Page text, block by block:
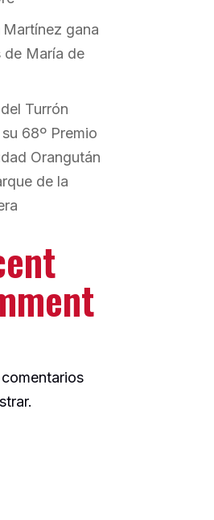
gana
de María de
Turrón
68º Premio
Orangután
de la